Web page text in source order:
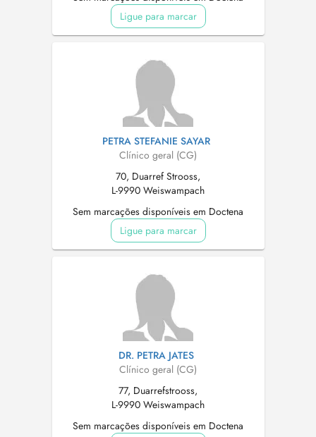
Ligue para marcar
PETRA STEFANIE SAYAR
Clínico geral (CG)
70, Duarref Strooss,
L-9990 Weiswampach
Sem marcações disponíveis em Doctena
Ligue para marcar
DR. PETRA JATES
Clínico geral (CG)
77, Duarrefstrooss,
L-9990 Weiswampach
Sem marcações disponíveis em Doctena